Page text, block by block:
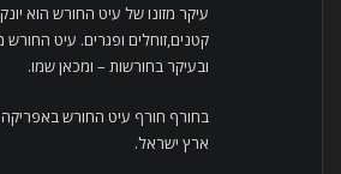
עיקר מזונו של עיט החורש הוא
קטנים,זוחלים ופגרים. עיט החורש
ובעיקר בחורשות – ומכאן שמו.
בחורף חורף עיט החורש
ארץ ישראל.